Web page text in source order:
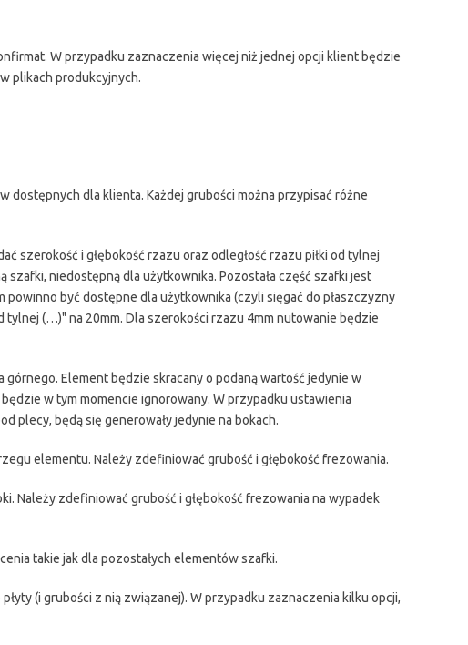
W przypadku zaznaczenia więcej niż jednej opcji klient będzie
plikach produkcyjnych.
dla klienta. Każdej grubości można przypisać różne
szerokość i głębokość rzazu oraz odległość rzazu piłki od tylnej
niedostępną dla użytkownika. Pozostała część szafki jest
powinno być dostępne dla użytkownika (czyli sięgać do płaszczyzny
tylnej (…)" na 20mm. Dla szerokości rzazu 4mm nutowanie będzie
Element będzie skracany o podaną wartość jedynie w
w tym momencie ignorowany. W przypadku ustawienia
plecy, będą się generowały jedynie na bokach.
elementu. Należy zdefiniować grubość i głębokość frezowania.
Należy zdefiniować grubość i głębokość frezowania na wypadek
takie jak dla pozostałych elementów szafki.
(i grubości z nią związanej). W przypadku zaznaczenia kilku opcji,